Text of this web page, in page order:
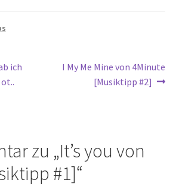
ich
Nächster
Beitrag:
I My Me Mine von 4Minute
[Musiktipp #2]
zu „It’s you von
#1]“